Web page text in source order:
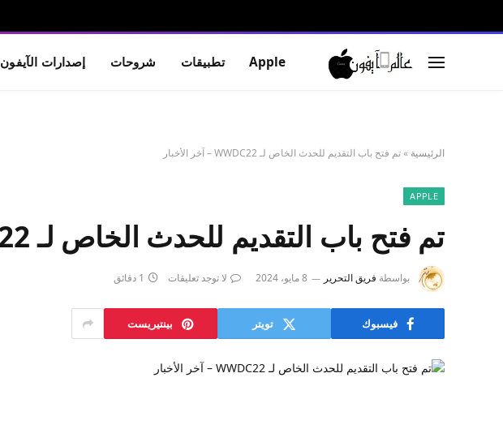
Apple تطبيقات شروحات إصدارات الآيفون
الرئيسية »تم فتح باب التقديم للحدث الخاص لـ WWDC22 – آخر الأخبار
APPLE
تم فتح باب التقديم للحدث الخاص لـ WWDC22 – آخر الأخبار
بواسطة فريق التحرير 8 مايو، 2024 لا توجد تعليقات 1 دقائق
فيسبوك تويتر بينتيريست